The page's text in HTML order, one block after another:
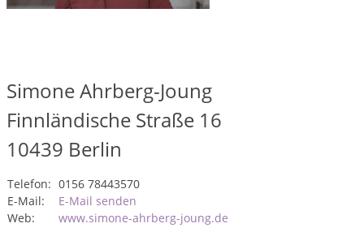
Simone Ahrberg-Joung
Finnländische Straße 16
10439 Berlin
Telefon: 0156 78443570
E-Mail:
E-Mail senden
Web:
www.simone-ahrberg-joung.de